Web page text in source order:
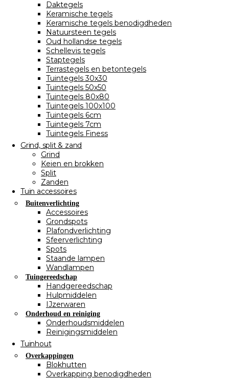
Daktegels
Keramische tegels
Keramische tegels benodigdheden
Natuursteen tegels
Oud hollandse tegels
Schellevis tegels
Staptegels
Terrastegels en betontegels
Tuintegels 30x30
Tuintegels 50x50
Tuintegels 80x80
Tuintegels 100x100
Tuintegels 6cm
Tuintegels 7cm
Tuintegels Finess
Grind, split & zand
Grind
Keien en brokken
Split
Zanden
Tuin accessoires
Buitenverlichting
Accessoires
Grondspots
Plafondverlichting
Sfeerverlichting
Spots
Staande lampen
Wandlampen
Tuingereedschap
Handgereedschap
Hulpmiddelen
IJzerwaren
Onderhoud en reiniging
Onderhoudsmiddelen
Reinigingsmiddelen
Tuinhout
Overkappingen
Blokhutten
Overkapping benodigdheden